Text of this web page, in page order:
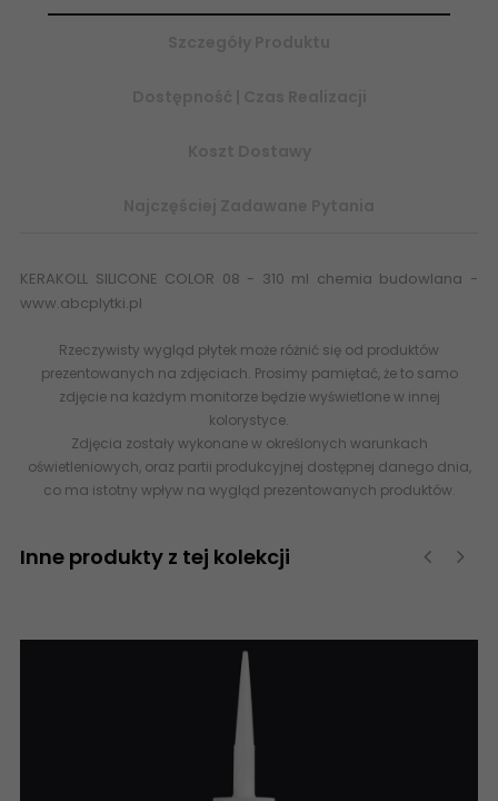
KERAKOLL SILICONE COLOR 08 - 310 ml chemia budowlana -
www.abcplytki.pl
Rzeczywisty wygląd płytek może różnić się od produktów
prezentowanych na zdjęciach. Prosimy pamiętać, że to samo
zdjęcie na każdym monitorze będzie wyświetlone w innej
kolorystyce.
Zdjęcia zostały wykonane w określonych warunkach
oświetleniowych, oraz partii produkcyjnej dostępnej danego dnia,
co ma istotny wpływ na wygląd prezentowanych produktów.
Inne produkty z tej kolekcji